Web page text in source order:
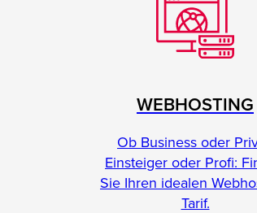
WEBHOSTING
Ob Business oder
Einsteiger oder Profi:
Sie Ihren idealen
Tarif.